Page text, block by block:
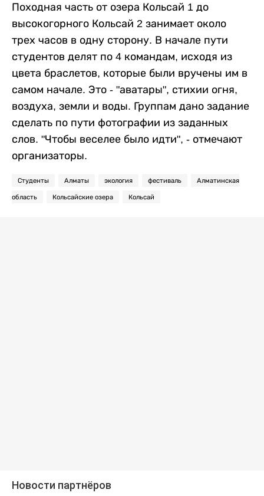
Походная часть от озера Кольсай 1 до
высокогорного Кольсай 2 занимает около
трех часов в одну сторону. В начале пути
студентов делят по 4 командам, исходя из
цвета браслетов, которые были вручены им в
самом начале. Это - "аватары", стихии огня,
воздуха, земли и воды. Группам дано задание
сделать по пути фотографии из заданных
слов. "Чтобы веселее было идти", - отмечают
организаторы.
Студенты Алматы экология фестиваль Алматинская
область Кольсайские озера Кольсай